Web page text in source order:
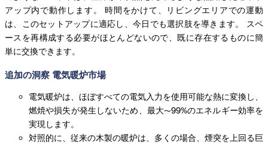
アップ内で動作します。 時間をかけて、リビングエリアでの運動
は、このセットアップに適応し、今日でも選択肢を導きます。 スペ
ースを再構成する必要がほとんどないので、既に存在するものに簡
単に交換できます。
追加の洞察 電気暖炉市場
電気暖炉は、ほぼすべての電気入力を使用可能な熱に変換し、
燃焼や損失が発生しないため、最大〜99%のエネルギー効率を
実現します。
対照的に、従来の木製の暖炉は、多くの場合、煙突を上回る巨